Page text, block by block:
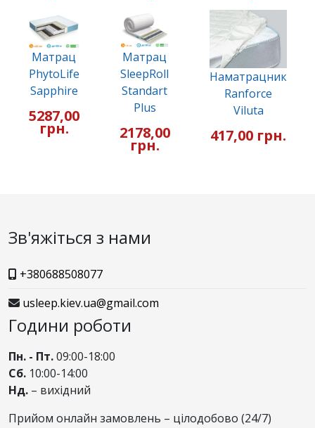
Матрац
PhytoLife
Sapphire
5287,00
грн.
Матрац
SleepRoll
Standart
Plus
2178,00
грн.
Наматрацник
Ranforce
Viluta
417,00 грн.
Зв'яжіться з нами
+380688508077
usleep.kiev.ua@gmail.com
Години роботи
Пн. - Пт.09:00-18:00
Сб. 10:00-14:00
Нд. – вихідний
Прийом онлайн замовлень – цілодобово (24/7)